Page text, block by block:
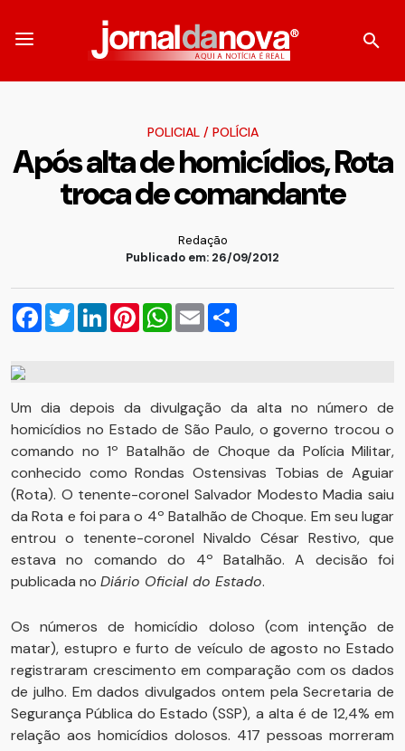
POLICIAL/ POLÍCIA
Após alta de homicídios, Rota
troca de comandante
Redação
Publicado em: 26/09/2012
Facebook
TwitterLinkedInPinterestWhatsApp
Email
Um dia depois da divulgação da alta no número de
homicídios no Estado de São Paulo, o governo trocou o
comando no 1º Batalhão de Choque da Polícia Militar,
conhecido como Rondas Ostensivas Tobias de Aguiar
(Rota). O tenente-coronel Salvador Modesto Madia saiu
da Rota e foi para o 4º Batalhão de Choque. Em seu lugar
entrou o tenente-coronel Nivaldo César Restivo, que
estava no comando do 4º Batalhão. A decisão foi
publicada no Diário Oficial do Estado.
Os números de homicídio doloso (com intenção de
matar), estupro e furto de veículo de agosto no Estado
registraram crescimento em comparação com os dados
de julho. Em dados divulgados ontem pela Secretaria de
Segurança Pública do Estado (SSP), a alta é de 12,4% em
relação aos homicídios dolosos. 417 pessoas morreram